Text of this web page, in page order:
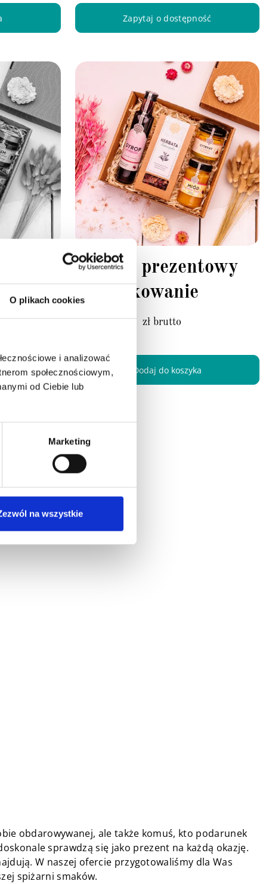
O plikach cookies
i analizować
społecznościowym,
od Ciebie lub
Marketing
na wszystkie
obdarowywanej, ale także komuś, kto podarunek
sprawdzą się jako prezent na każdą okazję.
W naszej ofercie przygotowaliśmy dla Was
spiżarni smaków.
Zapytaj o dostępność
Zestaw prezentowy
Podziękowanie
111,44 zł brutto
Dodaj do koszyka